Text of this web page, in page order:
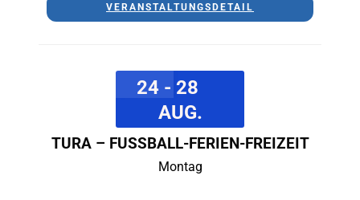
VERANSTALTUNGSDETAIL
24 - 28
AUG.
TURA – FUSSBALL-FERIEN-FREIZEIT
Montag